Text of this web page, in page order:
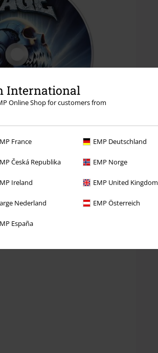
International
Online Shop for customers from
France EMP Deutschland
Česká Republika EMP Norge
Ireland EMP United Kingdom
Nederland EMP Österreich
España